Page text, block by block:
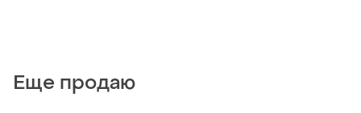
Еще продаю